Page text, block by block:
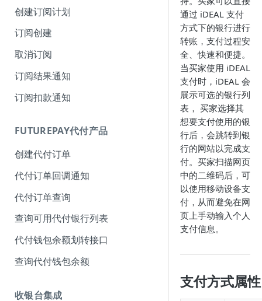
收单货币 amount 参数说明
FuturePay 系统错误码响应文档
创建订阅计划
订阅创建
取消订阅
订阅结果通知
订阅扣款通知
FUTUREPAY代付产品
创建代付订单
代付订单回调通知
代付订单查询
查询可用代付银行列表
代付钱包余额划转接口
查询代付钱包余额
收银台集成
通过 iDEAL 支付
方式下的银行进行
转账，支付过程安
全、快速和便捷。
当买家使用 iDEAL
支付时，iDEAL 会
展示可选的银行列
表， 买家选择其
想要支付使用的银
行后，会跳转到银
行的网站以完成支
付。买家扫描网页
中的二维码后，可
以使用移动设备支
付，从而避免在网
页上手动输入个人
支付信息。
支付方式属性